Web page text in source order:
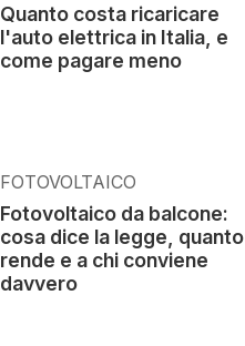
Quanto costa ricaricare
l'auto elettrica in Italia, e
come pagare meno
FOTOVOLTAICO
Fotovoltaico da balcone:
cosa dice la legge, quanto
rende e a chi conviene
davvero